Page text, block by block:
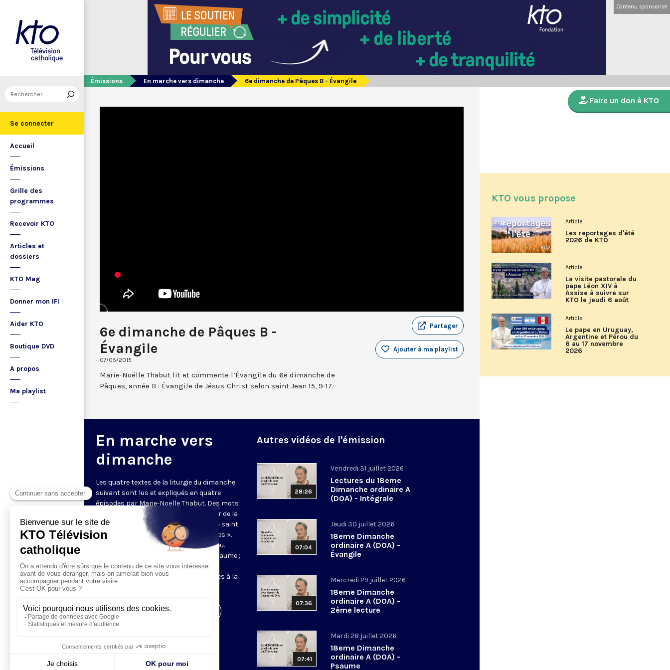
Se connecter
Accueil
Émissions
Grille des
programmes
Recevoir KTO
Articles et
dossiers
KTO Mag
Donner mon IFI
Aider KTO
Boutique DVD
A propos
Ma playlist
Contenu sponsorisé
Émissions En marche vers dimanche 6e dimanche de Pâques B - Évangile
6e dimanche de Pâques B -
Évangile
07/05/2015
Partager
Ajouter à ma playlist
Marie-Noëlle Thabut lit et commente l’Évangile du 6e dimanche de
Pâques, année B : Évangile de Jésus-Christ selon saint Jean 15, 9-17.
En marche vers
dimanche
Les quatre textes de la liturgie du dimanche
suivant sont lus et expliqués en quatre
épisodes par Marie-Noëlle Thabut. Des mots
simples et lumineux pour aller au cœur de la
Révélation biblique, entrer dans ce que saint
Luc appelle « l’intelligence des Écritures ».
Chaque jour, vivez avec la Parole de Dieu.
Lundi, la première lecture ; mardi, le psaume ;
mercredi, la deuxième lecture ; jeudi,
l’Évangile ; vendredi, les quatre épisodes à la
Visiter la page de l'émission
Autres vidéos de l'émission
28:26
Vendredi 31 juillet 2026
Lectures du 18eme
Dimanche ordinaire A
(DOA) - Intégrale
07:04
Jeudi 30 juillet 2026
18eme Dimanche
ordinaire A (DOA) -
Évangile
07:36
Mercredi 29 juillet 2026
18eme Dimanche
ordinaire A (DOA) -
2ème lecture
07:41
Mardi 28 juillet 2026
18eme Dimanche
ordinaire A (DOA) -
Psaume
Faire un don à KTO
KTO vous propose
Article
Les reportages d'été
2026 de KTO
Article
La visite pastorale du
pape Léon XIV à
Assise à suivre sur
KTO le jeudi 6 août
Article
Le pape en Uruguay,
Argentine et Pérou du
6 au 17 novembre
2026